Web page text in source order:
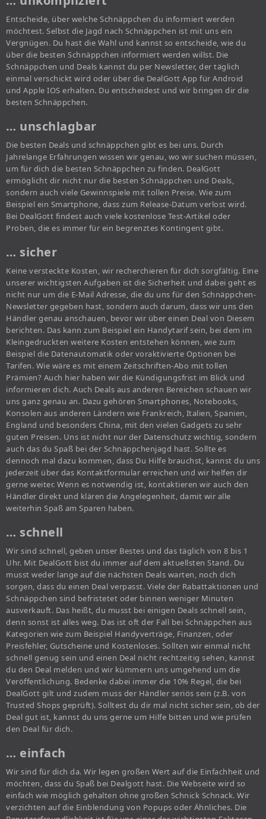
Entscheide, über welche Schnäppchen du informiert werden
möchtest. Selbst die Jagd nach Schnäppchen ist mit uns ein
Vergnügen. Du hast die Wahl und kannst so entscheide, wie du
über die besten Schnäppchen informiert werden willst. Die
Schnäppchen und Deals kannst du per Newsletter, der täglich
einmal verschickt wird oder über die DealGott App für Android
und Apple IOS erhalten. Du entscheidest und wir bringen dir die
besten Schnäppchen.
… unschlagbar
Die besten Deals und schnäppchen gibt es bei uns. Durch
Jahrelange Erfahrungen wissen wir genau, wo wir suchen müssen,
um für dich die besten Schnäppchen zu finden. DealGott
ermöglicht dir nicht nur die besten Schnäppchen und Deals,
sondern auch viele Gewinnspiele mit tollen Preise. Wie zum
Beispiel ein Smartphone, dass zum Release-Datum verlost wird.
Bei DealGott findest auch viele kostenlose Test-Artikel oder
Proben, die es immer für ein begrenztes Kontingent gibt.
… sicher
Keine versteckte Kosten, wir recherchieren für dich sorgfältig. Eine
unserer wichtigsten Aufgaben ist die Sicherheit und dabei geht es
nicht nur um die E-Mail Adresse, die du uns für den Schnäppchen-
Newsletter gegeben hast, sondern auch darum, dass wir uns den
Händler genau anschauen, bevor wir über einen Deal von Diesem
berichten. Das kann zum Beispiel ein Handytarif sein, bei dem im
Kleingedruckten weitere Kosten entstehen können, wie zum
Beispiel die Datenautomatik oder voraktivierte Optionen bei
Tarifen. Wie wäre es mit einem Zeitschriften-Abo mit tollen
Prämien? Auch hier haben wir die Kündigungsfrist im Blick und
informieren dich. Auch Deals aus anderen Bereichen schauen wir
uns ganz genau an. Dazu gehören Smartphones, Notebooks,
Konsolen aus anderen Ländern wie Frankreich, Italien, Spanien,
England und besonders China, mit den vielen Gadgets zu sehr
guten Preisen. Uns ist nicht nur der Datenschutz wichtig, sondern
auch das du Spaß bei der Schnäppchenjagd hast. Sollte es
dennoch mal dazu kommen, dass Du Hilfe brauchst, kannst du uns
jederzeit über das Kontaktformular erreichen und wir helfen dir
gerne weiter. Wenn es notwendig ist, kontaktieren wir auch den
Händler direkt und klären die Angelegenheit, damit wir alle
weiterhin Spaß am Sparen haben.
… schnell
Wir sind schnell, geben unser Bestes und das täglich von 8 bis 1
Uhr. Mit DealGott bist du immer auf dem aktuellsten Stand. Du
musst weder lange auf die nächsten Deals warten, noch dich
sorgen, dass du einen Deal verpasst. Viele der Rabattaktionen und
Schnäppchen sind befristetet oder binnen weniger Minuten
ausverkauft. Das heißt, du musst bei einigen Deals schnell sein,
denn sonst ist alles weg. Das ist oft der Fall bei Schnäppchen aus
Kategorien wie zum Beispiel Handyverträge, Finanzen, oder
Preisfehler, Gutscheine und Kostenloses. Sollten wir einmal nicht
schnell genug sein und einen Deal nicht rechtzeitig sehen, kannst
du den Deal melden und wir kümmern uns umgehend um die
Veröffentlichung. Bedenke dabei immer die 10% Regel, die bei
DealGott gilt und zudem muss der Händler seriös sein (z.B. von
Trusted Shops geprüft). Solltest du dir mal nicht sicher sein, ob der
Deal gut ist, kannst du uns gerne um Hilfe bitten und wie prüfen
den Deal für dich.
… einfach
Wir sind für dich da. Wir legen großen Wert auf die Einfachheit und
möchten, dass du Spaß bei Dealgott hast. Die Webseite wird so
einfach wie möglich gehalten ohne großen Schnick Schnack. Wir
verzichten auf die Einblendung von Popups oder Ähnliches. Die